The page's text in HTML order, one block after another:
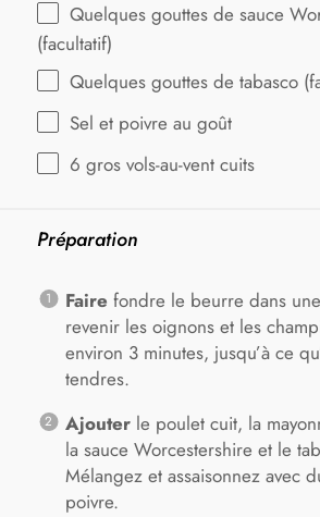
Quelques gouttes de sauce
(facultatif)
Quelques gouttes de tabasco
Sel et poivre au goût
6 gros vols-au-vent cuits
Préparation
Faire fondre le beurre dans
revenir les oignons et les
environ 3 minutes, jusqu’à ce
tendres.
Ajouterle poulet cuit, la
la sauce Worcestershire et le
Mélangez et assaisonnez avec
poivre.